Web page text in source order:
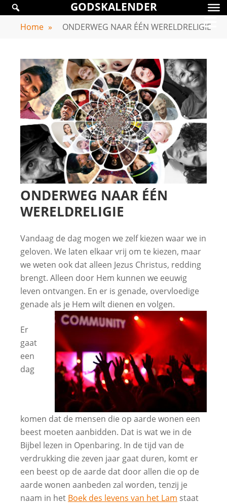
Skip
content
GODSKALENDER
GODSKALENDER
Home » ONDERWEG NAAR ÉÉN WERELDRELIGIE
ONDERWEG NAAR ÉÉN
WERELDRELIGIE
Vandaag de dag mogen we zelf kiezen waar we in
geloven. We laten elkaar vrij om te kiezen, maar
we weten ook dat alleen Jezus Christus, redding
brengt. Alleen door Hem kunnen we eeuwig
leven ontvangen. En er is genade, overvloedige
genade als je Hem wilt dienen en volgen.
Er
gaat
een
dag
komen dat de mensen die op aarde wonen een
beest moeten aanbidden. Dat is wat we in de
Bijbel lezen in Openbaring. In de tijd van de
verdrukking die zeven jaar gaat duren, komt er
een beest op de aarde dat door allen die op de
aarde wonen aanbeden zal worden, tenzij je
naam in het Boek des levens van het Lam staat